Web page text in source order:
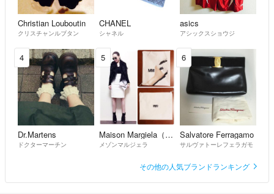
Christian Louboutin
クリスチャンルブタン
CHANEL
シャネル
asics
アシックスショウジ
4
Dr.Martens
ドクターマーチン
5
Maison Margiela（旧Maison Martin Margiela）
メゾンマルジェラ
6
Salvatore Ferragamo
サルヴァトーレフェラガモ
その他の人気ブランドランキング